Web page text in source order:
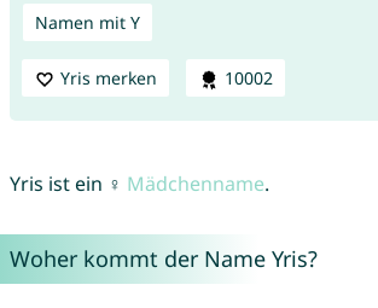
Namen mit Y
Yris merken 10002
Yris ist ein ♀ Mädchenname.
Woher kommt der Name Yris?